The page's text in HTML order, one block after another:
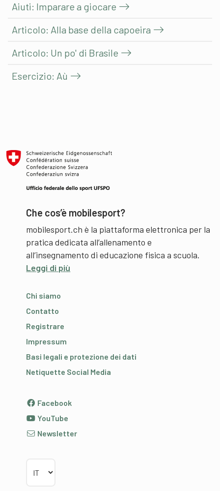
Aiuti: Imparare a giocare
Articolo: Alla base della capoeira
Articolo: Un po' di Brasile
Esercizio: Aù
Che cos’è mobilesport?
mobilesport.ch è la piattaforma elettronica per la
pratica dedicata all’allenamento e
all’insegnamento di educazione fisica a scuola.
Leggi di più
Chi siamo
Contatto
Registrare
Impressum
Basi legali e protezione dei dati
Netiquette Social Media
Facebook
YouTube
Newsletter